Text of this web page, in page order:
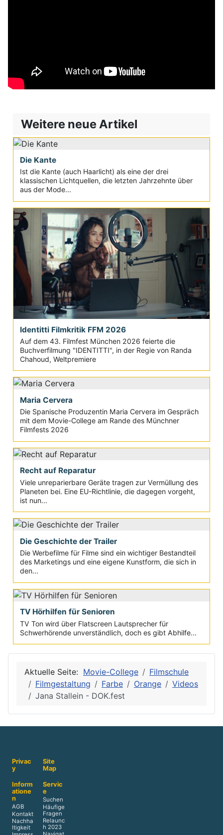
Weitere neue Artikel
Die Kante
Ist die Kante (auch Haarlicht) als eine der drei
klassischen Lichtquellen, die letzten Jahrzehnte über
aus der Mode...
Identitti Filmkritik FFM 2026
Auf dem 43. Filmfest München 2026 feierte die
Buchverfilmung "IDENTITTI", in der Regie von Randa
Chahoud, Weltpremiere
Maria Cervera
Die Spanische Produzentin Maria Cervera im Gespräch
mit dem Movie-College am Rande des Münchner
Filmfests 2026
Recht auf Reparatur
Viele unreparierbare Geräte tragen zur Vermüllung des
Planeten bei. Eine EU-Richtlinie, die dagegen vorgeht,
ist nun...
Die Geschichte der Trailer
Die Werbefilme für Filme sind ein wichtiger Bestandteil
des Marketings und eine eigene Kunstform, die sich in
den...
TV Hörhilfen für Senioren
TV Ton wird über Flatscreen Lautsprecher für
Schwerhörende unverständlich, doch es gibt Abhilfe...
Aktuelle Seite: Movie-College
Filmschule
Filmgestaltung
Farbe Orange
Videos
Jana Stallein - DOK.fest
Privac
y
Site
Map
Inform
atione
n
AGB
Kontakt
Nachha
ltigkeit
Servic
e
Suchen
Häufige
Fragen
Relaunc
h 2023